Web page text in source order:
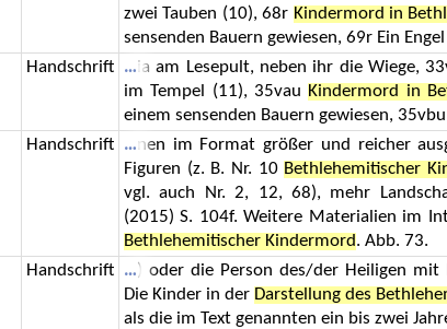
zwei Tauben (10), 68r Kindermord in
sensenden Bauern gewiesen, 69r Ein
Handschrift
ia am Lesepult, neben ihr die Wiege,
im Tempel (11), 35vau Kindermord in
einem sensenden Bauern gewiesen,
Handschrift
nen im Format größer und reicher
Figuren (z. B. Nr. 10 Bethlehemitischer
vgl. auch Nr. 2, 12, 68), mehr
(2015) S. 104f. Weitere Materialien im
Bethlehemitischer Kindermord. Abb. 73.
Handschrift
) oder die Person des/der Heiligen
Die Kinder in der Darstellung des
als die im Text genannten ein bis zwei